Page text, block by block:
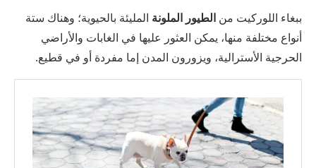
ببغاء اللوركيت من الطيور الملونة المليئة بالحيوية؛ وهناك ستة
أنواع مختلفة منها، يمكن العثور عليها في الغابات والأراضي
الحرجية الأسترالية، ويزورون المدن إما مفردة أو في قطيع.